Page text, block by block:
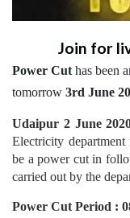
Join for
Power Cut has been
tomorrow 3rd June
Udaipur 2 June
Electricity
be a power cut in
carried out by the
Power Cut Period :